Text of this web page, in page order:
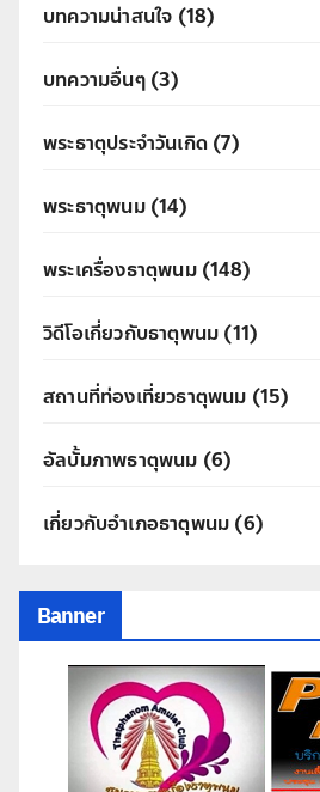
บทความน่าสนใจ (18)
บทความอื่นๆ(3)
พระธาตุประจำวันเกิด (7)
พระธาตุพนม(14)
พระเครื่องธาตุพนม(148)
วิดีโอเกี่ยวกับธาตุพนม (11)
สถานที่ท่องเที่ยวธาตุพนม (15)
อัลบั้มภาพธาตุพนม (6)
เกี่ยวกับอำเภอธาตุพนม (6)
Banner